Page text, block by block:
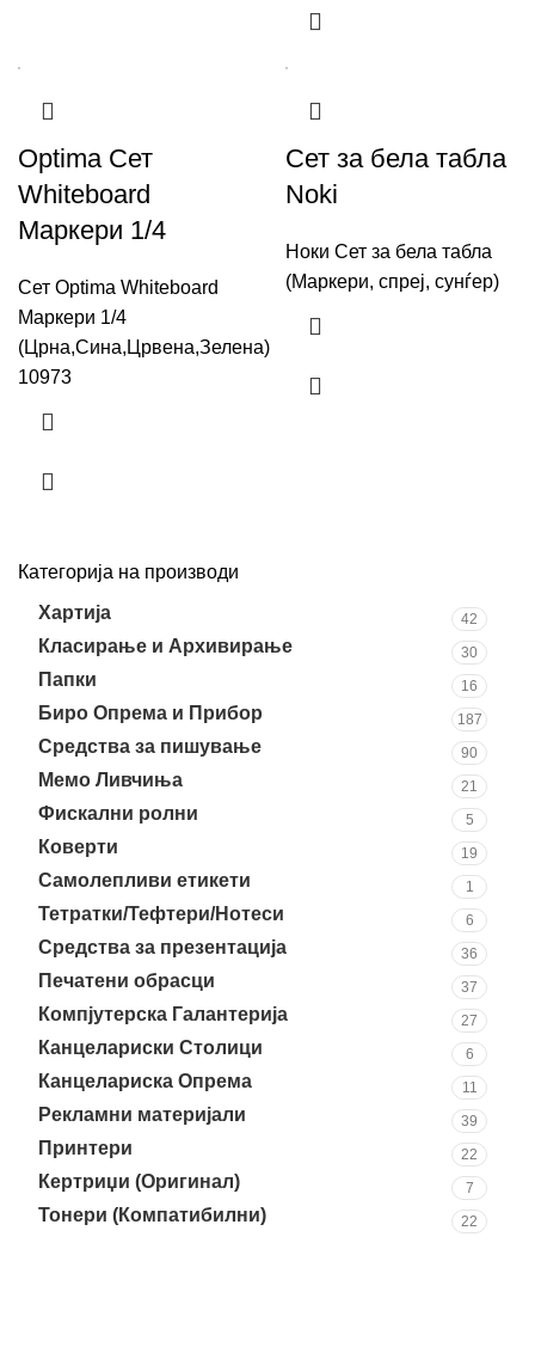
Категорија на производи
Хартија
42
Класирање и Архивирање 30
Папки 16
Биро Опрема и Прибор 187
Средства за пишување 90
Мемо Ливчиња 21
Фискални ролни 5
Коверти 19
Самолепливи етикети 1
Тетратки/Тефтери/Нотеси 6
Средства за презентација 36
Печатени обрасци 37
Компјутерска Галантерија 27
Канцелариски Столици 6
Канцелариска Опрема 11
Рекламни материјали 39
Принтери 22
Кертриџи (Оригинал) 7
Тонери (Компатибилни) 22
Optima Сет
Whiteboard
Маркери 1/4
Сет Optima Whiteboard
Маркери 1/4
(Црна,Сина,Црвена,Зелена)
10973
Сет за бела табла
Noki
Ноки Сет за бела табла
(Маркери, спреј, сунѓер)